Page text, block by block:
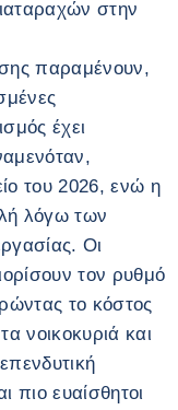
στην
παραμένουν,
έχει
του 2026, ενώ η
λόγω των
Οι
τον ρυθμό
το κόστος
νοικοκυριά και
πιο ευαίσθητοι